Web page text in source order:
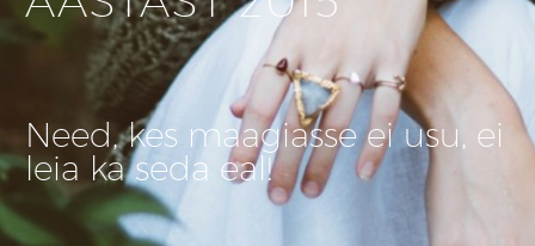
Need, kes maagiasse ei usu, ei
leia ka seda eal!